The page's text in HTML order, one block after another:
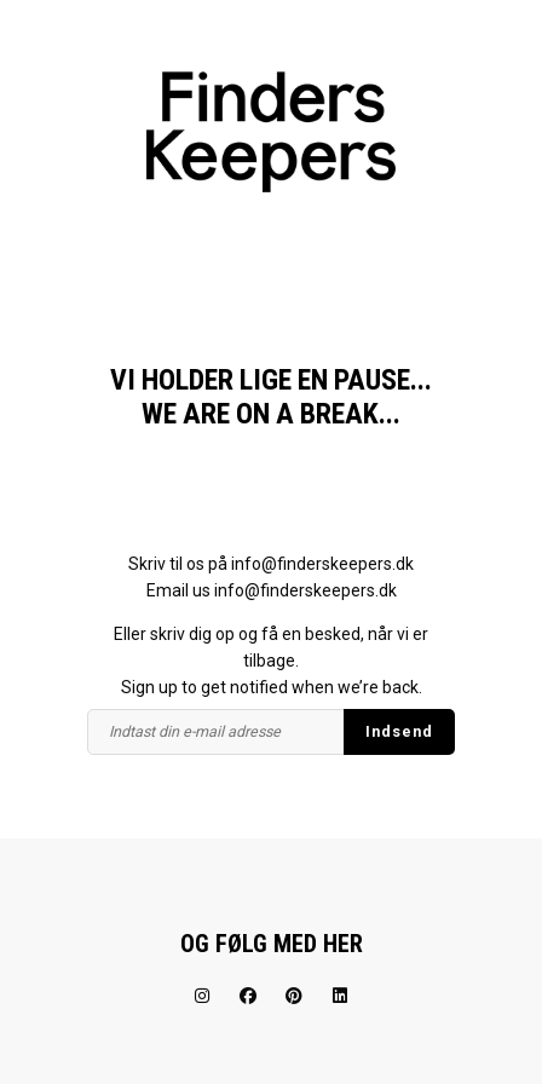
VI HOLDER LIGE EN PAUSE...
WE ARE ON A BREAK...
Skriv til os på info@finderskeepers.dk
Email us info@finderskeepers.dk
Eller skriv dig op og få en besked, når vi er
tilbage.
Sign up to get notified when we’re back.
OG FØLG MED HER